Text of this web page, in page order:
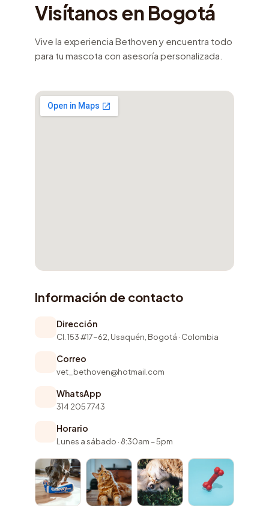
Visítanos en Bogotá
Vive la experiencia Bethoven y encuentra todo
para tu mascota con asesoría personalizada.
Información de contacto
Dirección
Cl. 153 #17-62, Usaquén, Bogotá · Colombia
Correo
vet_bethoven@hotmail.com
WhatsApp
314 205 7743
Horario
Lunes a sábado · 8:30am – 5pm